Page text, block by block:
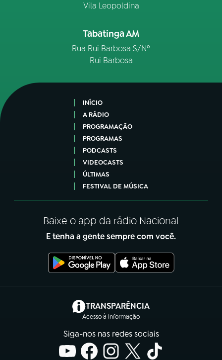
Vila Leopoldina
Tabatinga AM
Rua Rui Barbosa S/Nº
Rui Barbosa
INÍCIO
A RÁDIO
PROGRAMAÇÃO
PROGRAMAS
PODCASTS
VIDEOCASTS
ÚLTIMAS
FESTIVAL DE MÚSICA
Baixe o app da rádio Nacional
E tenha a gente sempre com você.
TRANSPARÊNCIA
Acesso à Informação
(abre em nova aba)
Siga-nos nas redes sociais